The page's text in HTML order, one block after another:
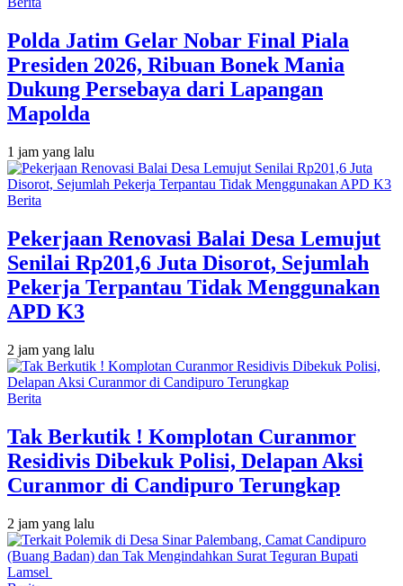
Polda Jatim Gelar Nobar Final Piala
Presiden 2026, Ribuan Bonek Mania
Dukung Persebaya dari Lapangan
Mapolda
1 jam yang lalu
Berita
Pekerjaan Renovasi Balai Desa Lemujut
Senilai Rp201,6 Juta Disorot, Sejumlah
Pekerja Terpantau Tidak Menggunakan
APD K3
2 jam yang lalu
Berita
Tak Berkutik ! Komplotan Curanmor
Residivis Dibekuk Polisi, Delapan Aksi
Curanmor di Candipuro Terungkap
2 jam yang lalu